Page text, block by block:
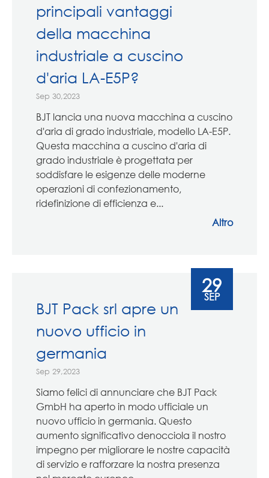
principali vantaggi
della macchina
industriale a cuscino
d'aria LA-E5P?
Sep 30,2023
BJT lancia una nuova macchina a cuscino
d'aria di grado industriale, modello LA-E5P.
Questa macchina a cuscino d'aria di
grado industriale è progettata per
soddisfare le esigenze delle moderne
operazioni di confezionamento,
ridefinizione di efficienza e...
Altro
BJT Pack srl apre un
nuovo ufficio in
germania
Sep 29,2023
Siamo felici di annunciare che BJT Pack
GmbH ha aperto in modo ufficiale un
nuovo ufficio in germania. Questo
aumento significativo denocciola il nostro
impegno per migliorare le nostre capacità
di servizio e rafforzare la nostra presenza
29
SEP